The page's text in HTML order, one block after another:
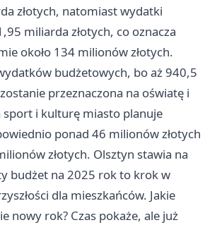
złotych, natomiast wydatki
miliarda złotych, co oznacza
około 134 milionów złotych.
budżetowych, bo aż 940,5
przeznaczona na oświatę i
sport i kulturę miasto planuje
ponad 46 milionów złotych
złotych. Olsztyn stawia na
budżet na 2025 rok to krok w
dla mieszkańców. Jakie
nowy rok? Czas pokaże, ale już